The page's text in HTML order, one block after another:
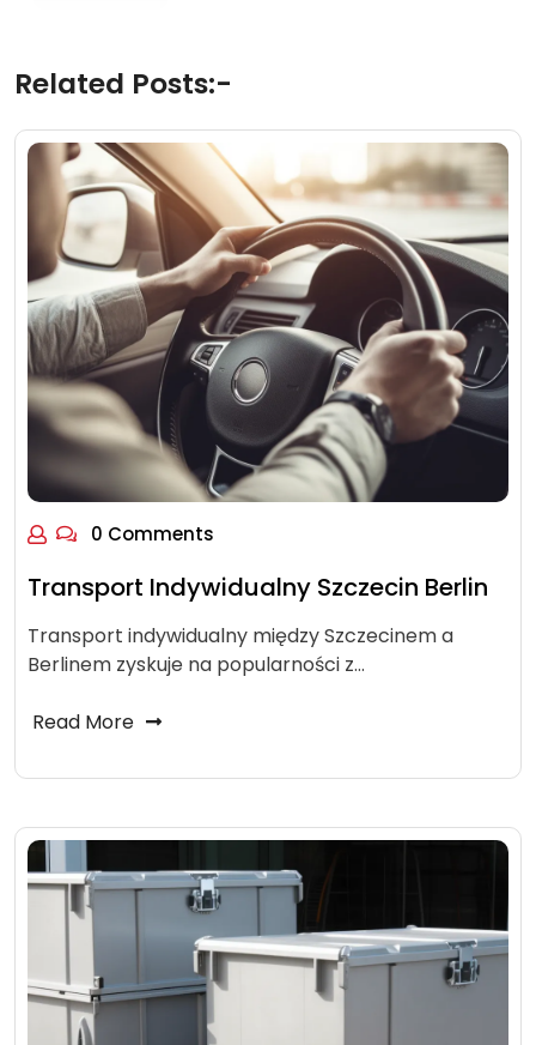
Related Posts:-
0 Comments
Transport Indywidualny Szczecin Berlin
Transport indywidualny między Szczecinem a
Berlinem zyskuje na popularności z…
Read More